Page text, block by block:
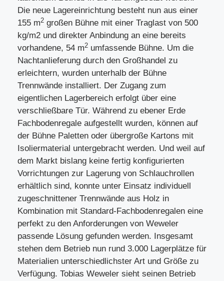
Die neue Lagereinrichtung besteht nun aus einer
155 m2 großen Bühne mit einer Traglast von 500
kg/m2 und direkter Anbindung an eine bereits
vorhandene, 54 m2 umfassende Bühne. Um die
Nachtanlieferung durch den Großhandel zu
erleichtern, wurden unterhalb der Bühne
Trennwände installiert. Der Zugang zum
eigentlichen Lagerbereich erfolgt über eine
verschließbare Tür. Während zu ebener Erde
Fachbodenregale aufgestellt wurden, können auf
der Bühne Paletten oder übergroße Kartons mit
Isoliermaterial untergebracht werden. Und weil auf
dem Markt bislang keine fertig konfigurierten
Vorrichtungen zur Lagerung von Schlauchrollen
erhältlich sind, konnte unter Einsatz individuell
zugeschnittener Trennwände aus Holz in
Kombination mit Standard-Fachbodenregalen eine
perfekt zu den Anforderungen von Weweler
passende Lösung gefunden werden. Insgesamt
stehen dem Betrieb nun rund 3.000 Lagerplätze für
Materialien unterschiedlichster Art und Größe zu
Verfügung. Tobias Weweler sieht seinen Betrieb